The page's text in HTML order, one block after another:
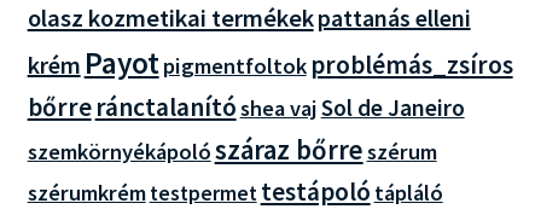
olasz kozmetikai termékekpattanás elleni
krém Payotpigmentfoltok problémás_zsíros
bőrreránctalanítóshea vajSol de Janeiro
szemkörnyékápolószáraz bőrreszérum
szérumkrémtestpermettestápoló tápláló